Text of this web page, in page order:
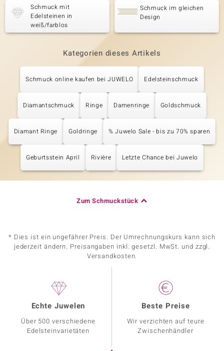
Schmuck mit
Edelsteinen in
weiß/farblos
Schmuck im gleichen
Design
Kategorien dieses Artikels
Schmuck online kaufen bei JUWELO Edelsteinschmuck
Diamantschmuck Ringe Damenringe Goldschmuck
Diamant Ringe Goldringe % Juwelo Sale - bis zu 70% sparen
Geburtsstein April Rivière Letzte Chance bei Juwelo
Zum Schmuckstück
* Dies ist ein ungefährer Preis. Der Umrechnungskurs kann sich
jederzeit ändern. Preisangaben inkl. gesetzl. MwSt. und zzgl.
Versandkosten.
Echte Juwelen
Über 500 verschiedene
Edelsteinvarietäten
Beste Preise
Wir verzichten auf teure
Zwischenhändler